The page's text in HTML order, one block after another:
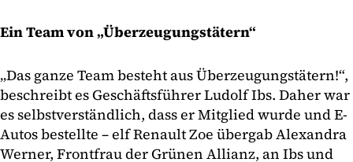
Ein Team von „Überzeugungstätern“
„Das ganze Team besteht aus Überzeugungstätern!“,
beschreibt es Geschäftsführer Ludolf Ibs. Daher war
es selbstverständlich, dass er Mitglied wurde und E-
Autos bestellte – elf Renault Zoe übergab Alexandra
Werner, Frontfrau der Grünen Allianz, an Ibs und